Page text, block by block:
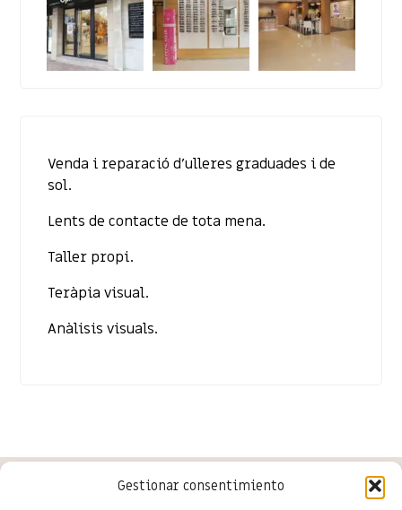
Gestionar consentimiento
Venda i reparació d’ulleres graduades i de
sol.
Lents de contacte de tota mena.
Taller propi.
Teràpia visual.
Anàlisis visuals.